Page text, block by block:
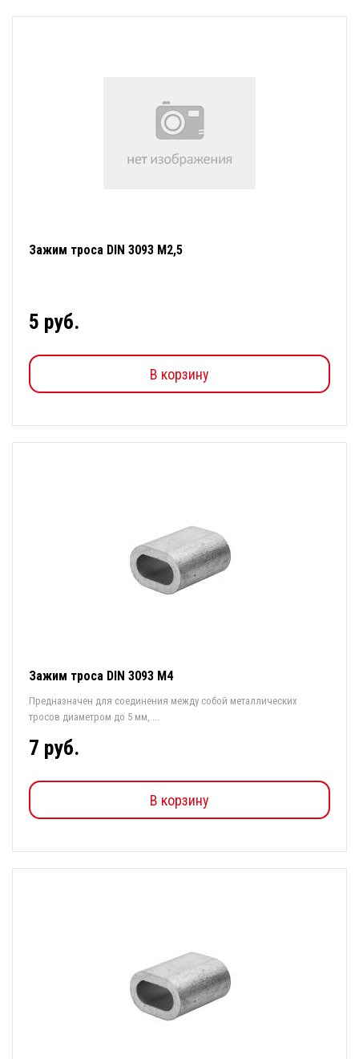
Зажим троса DIN 3093 М2,5
5 руб.
В корзину
Зажим троса DIN 3093 М4
Предназначен для соединения между собой металлических
тросов диаметром до 5 мм, ...
7 руб.
В корзину